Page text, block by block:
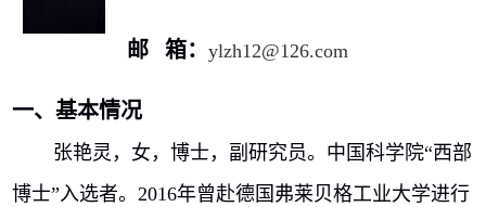
邮 箱：ylzh12@126.com
一、基本情况
张艳灵，女，博士，副研究员。中国科学院“西部
博士”入选者。2016年曾赴德国弗莱贝格工业大学进行